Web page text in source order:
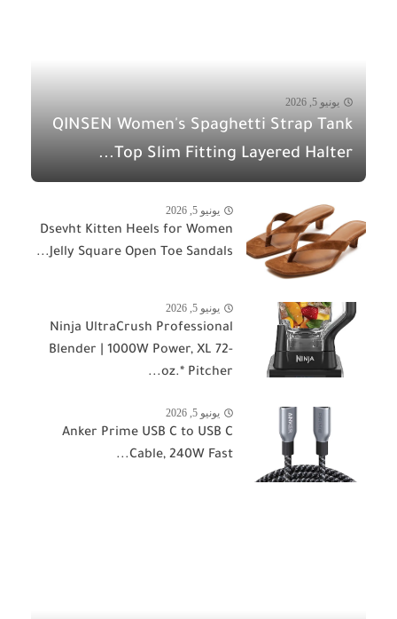
يونيو 5, 2026
QINSEN Women's Spaghetti Strap Tank
Top Slim Fitting Layered Halter...
يونيو 5, 2026
Dsevht Kitten Heels for Women
Jelly Square Open Toe Sandals...
يونيو 5, 2026
Ninja UltraCrush Professional
Blender | 1000W Power, XL 72-
oz.* Pitcher...
يونيو 5, 2026
Anker Prime USB C to USB C
Cable, 240W Fast...